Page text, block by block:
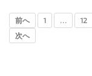
前へ 1 … 12
次へ